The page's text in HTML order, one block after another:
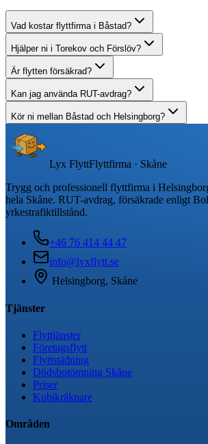
Vad kostar flyttfirma i Båstad?
Hjälper ni i Torekov och Förslöv?
Är flytten försäkrad?
Kan jag använda RUT-avdrag?
Kör ni mellan Båstad och Helsingborg?
Lyx FlyttFlyttfirma · Skåne
Trygg och professionell flyttfirma i
hela Skåne. RUT-avdrag, försäkrade enligt
yrkestrafiktillstånd.
+46 76 414 44 47
info@lyxflytt.se
Helsingborg, Skåne
Tjänster
Flyttjänster
Företagsflytt
Flyttstädning
Dödsbotömning Skåne
Priser
Kubikräknare
Områden